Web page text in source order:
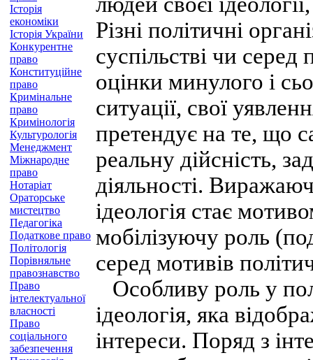
Історія
економіки
Історія України
Конкурентне
право
Конституційне
право
Кримінальне
право
Кримінологія
Культурологія
Менеджмент
Міжнародне
право
Нотаріат
Ораторське
мистецтво
Педагогіка
Податкове право
Політологія
Порівняльне
правознавство
Право
інтелектуальної
власності
Право
соціального
забезпечення
Різні політичні
суспільстві чи серед
оцінки минулого і
ситуації, свої
претендує на те, що
реальну дійсність,
діяльності.
ідеологія стає
мобілізуючу роль
серед мотивів
Особливу роль у
ідеологія, яка
інтереси. Поряд з